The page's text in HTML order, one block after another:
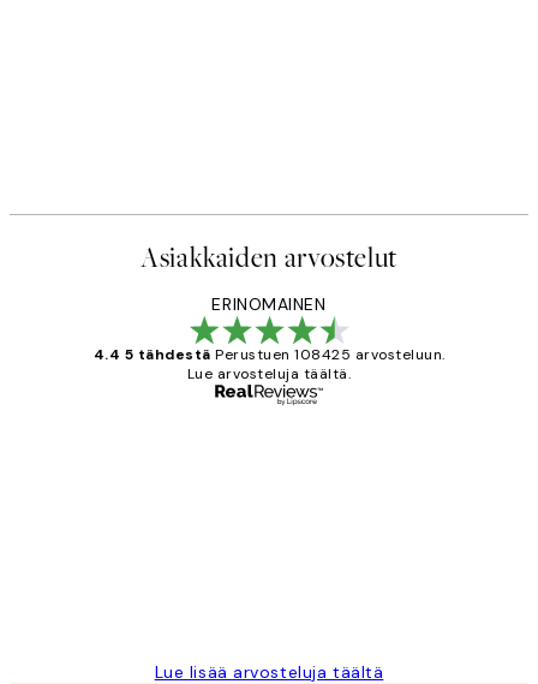
Asiakkaiden arvostelut
ERINOMAINEN
4.4 5 tähdestä Perustuen 108425 arvosteluun.
Lue arvosteluja täältä.
Lue lisää arvosteluja täältä